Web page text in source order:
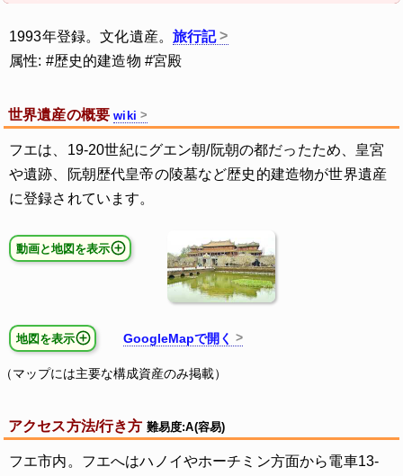
1993年登録。文化遺産。旅行記
属性: #歴史的建造物 #宮殿
世界遺産の概要wiki
フエは、19-20世紀にグエン朝/阮朝の都だったため、皇宮
や遺跡、阮朝歴代皇帝の陵墓など歴史的建造物が世界遺産
に登録されています。
動画と地図を表示
地図を表示 GoogleMapで開く
（マップには主要な構成資産のみ掲載）
アクセス方法/行き方 難易度:A(容易)
フエ市内。フエへはハノイやホーチミン方面から電車13-